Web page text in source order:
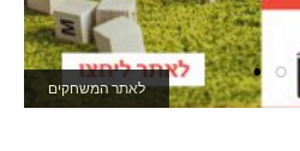
לאתר המשחקים